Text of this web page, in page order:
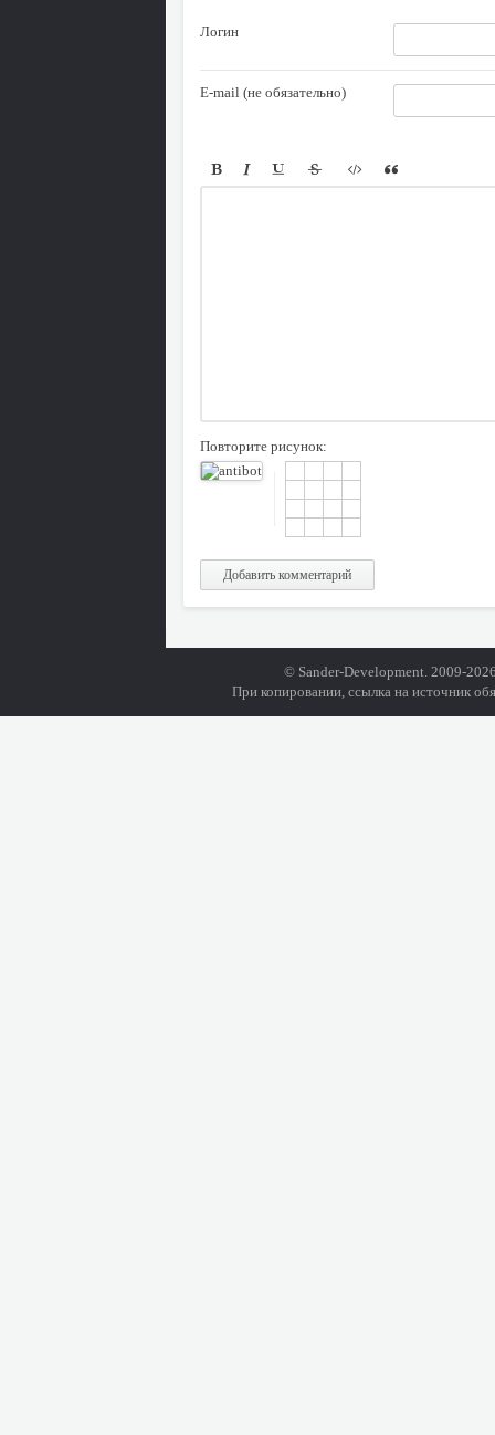
Логин
E-mail (не обязательно)
Повторите рисунок:
Добавить комментарий
© Sander-Development. 2009-
При копировании, ссылка на источник